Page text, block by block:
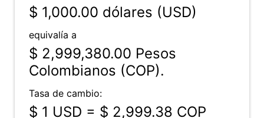
$ 1,000.00 dólares (USD)
equivalía a
$ 2,999,380.00 Pesos
Colombianos (COP).
Tasa de cambio:
$ 1 USD = $ 2,999.38 COP